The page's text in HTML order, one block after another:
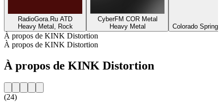
RadioGora.Ru ATD
Heavy Metal, Rock
CyberFM COR Metal
Heavy Metal
Colorado
À propos de KINK Distortion
À propos de KINK Distortion
À propos de KINK Distortion
(24)